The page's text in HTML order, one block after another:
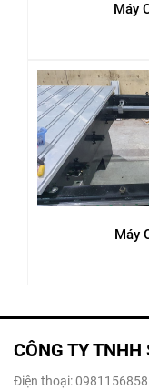
Máy
Máy
CÔNG TY
Điện thoại: